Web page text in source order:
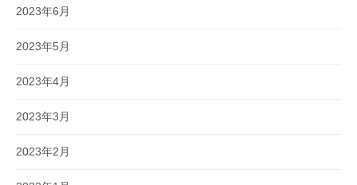
2023年6月
2023年5月
2023年4月
2023年3月
2023年2月